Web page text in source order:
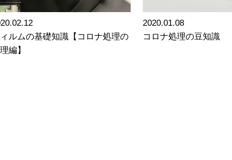
ルムの基礎知識【コロナ処理の
編】
2020.01.08
コロナ処理の豆知識